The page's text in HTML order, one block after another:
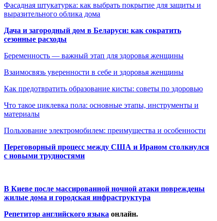
Фасадная штукатурка: как выбрать покрытие для защиты и
выразительного облика дома
Дача и загородный дом в Беларуси: как сократить
сезонные расходы
Беременность — важный этап для здоровья женщины
Взаимосвязь уверенности в себе и здоровья женщины
Как предотвратить образование кисты: советы по здоровью
Что такое циклевка пола: основные этапы, инструменты и
материалы
Пользование электромобилем: преимущества и особенности
Переговорный процесс между США и Ираном столкнулся
с новыми трудностями
В Киеве после массированной ночной атаки повреждены
жилые дома и городская инфраструктура
Репетитор английского языка онлайн.